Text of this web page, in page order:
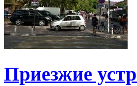
Приезжие